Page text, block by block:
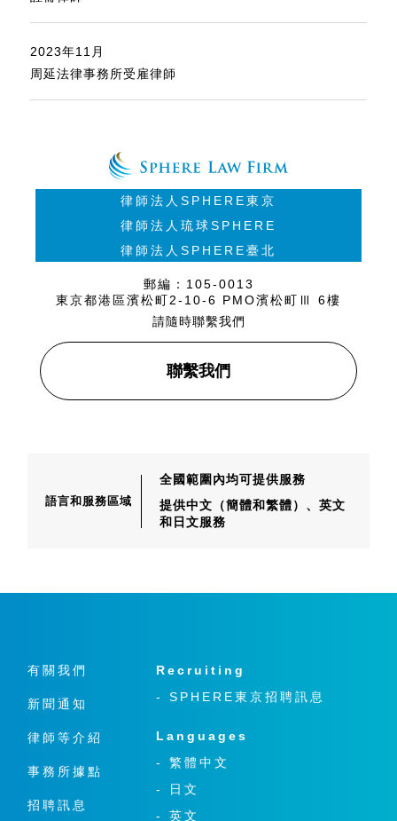
2023年11月
周延法律事務所受雇律師
律師法人SPHERE東京
律師法人琉球SPHERE
律師法人SPHERE臺北
郵編：105-0013
東京都港區濱松町2-10-6 PMO濱松町Ⅲ 6樓
請隨時聯繫我們
聯繫我們
語言和服務區域
全國範圍內均可提供服務
提供中文（簡體和繁體）、英文
和日文服務
有關我們
新聞通知
律師等介紹
事務所據點
招聘訊息
Recruiting
- SPHERE東京招聘訊息
Languages
- 繁體中文
- 日文
- 英文